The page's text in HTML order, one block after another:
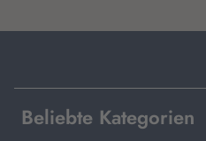
Beliebte Kategorien